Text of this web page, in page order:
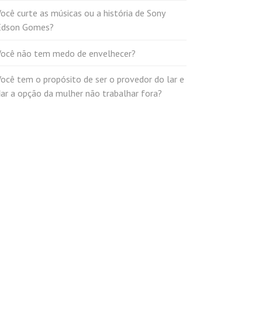
curte as músicas ou a história de Sony
Gomes?
não tem medo de envelhecer?
tem o propósito de ser o provedor do lar e
a opção da mulher não trabalhar fora?